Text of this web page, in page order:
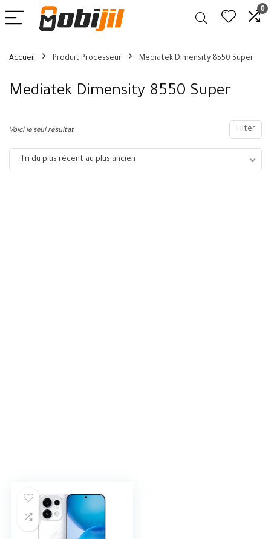
0
Accueil Produit Processeur Mediatek Dimensity 8550 Super
Mediatek Dimensity 8550 Super
Filter
Voici le seul résultat
Tri du plus récent au plus ancien